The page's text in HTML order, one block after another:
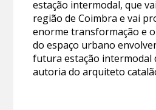
estação intermodal, que
região de Coimbra e vai
enorme transformação e
do espaço urbano
futura estação intermodal
autoria do arquiteto